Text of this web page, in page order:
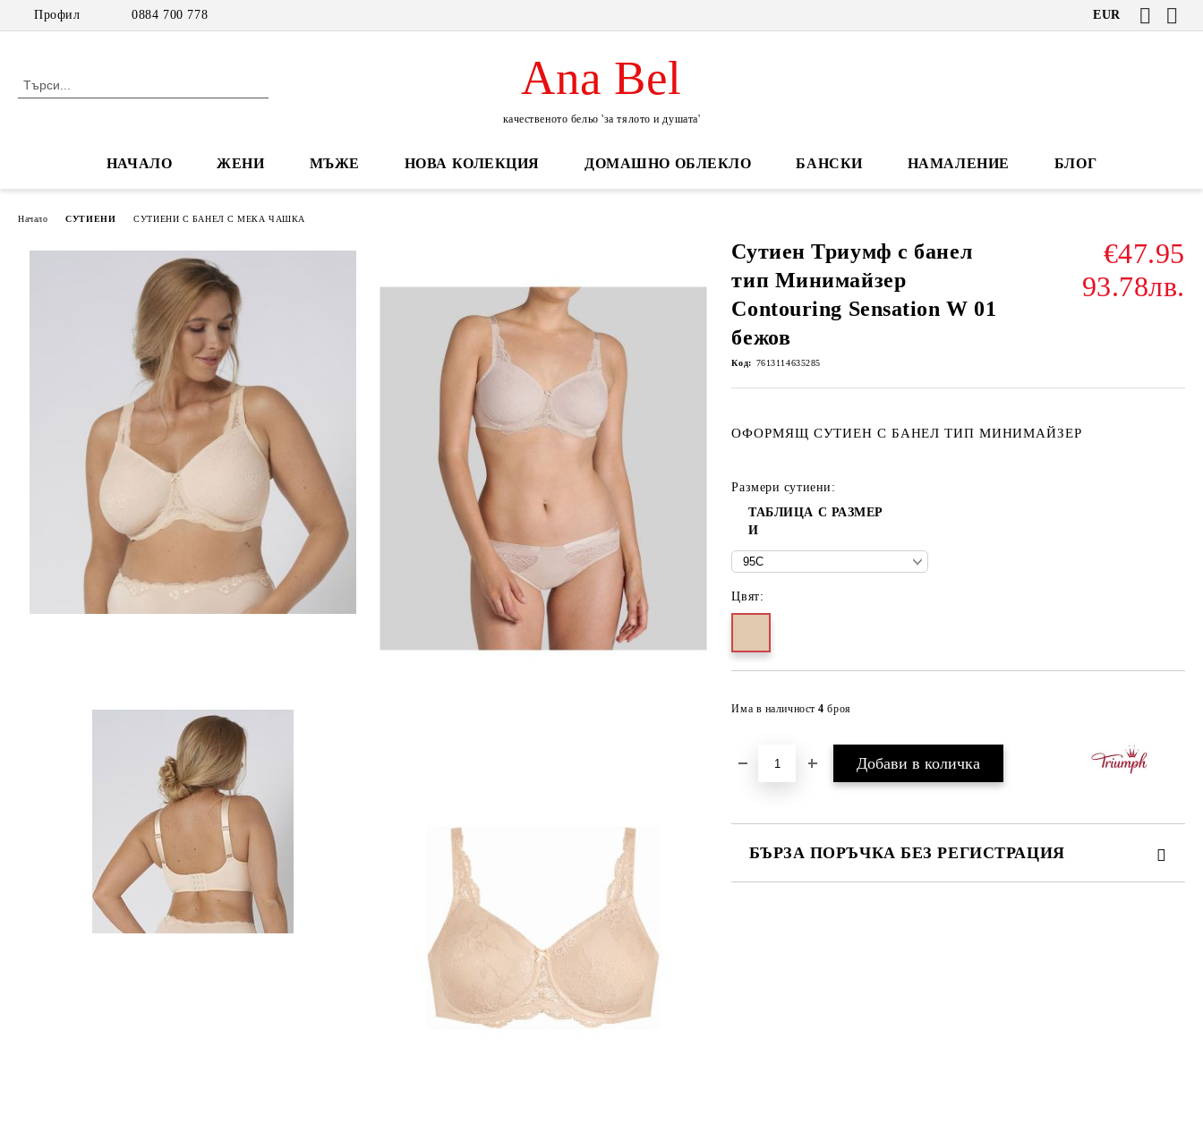
Профил 0884 700 778 EUR
Ana Bel
качественото бельо 'за тялото и душата'
НАЧАЛО ЖЕНИ МЪЖЕ НОВА КОЛЕКЦИЯ ДОМАШНО ОБЛЕКЛО БАНСКИ НАМАЛЕНИЕ БЛОГ
Начало СУТИЕНИ СУТИЕНИ С БАНЕЛ С МЕКА ЧАШКА
Сутиен Триумф с банел
тип Минимайзер
Contouring Sensation W 01
бежов
€47.95
93.78лв.
Код: 7613114635285
ОФОРМЯЩ СУТИЕН С БАНЕЛ ТИП МИНИМАЙЗЕР
Размери сутиени:
ТАБЛИЦА С РАЗМЕР
И
Цвят:
Има в наличност4 броя
БЪРЗА ПОРЪЧКА БЕЗ РЕГИСТРАЦИЯ